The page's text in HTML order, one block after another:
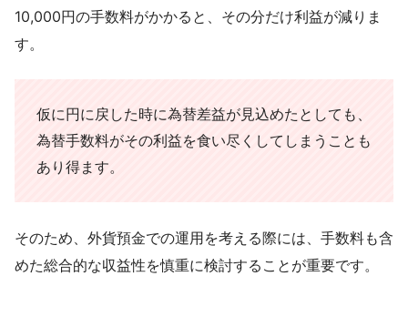
10,000円の手数料がかかると、その分だけ利益が減りま
す。
仮に円に戻した時に為替差益が見込めたとしても、
為替手数料がその利益を食い尽くしてしまうことも
あり得ます。
そのため、外貨預金での運用を考える際には、手数料も含
めた総合的な収益性を慎重に検討することが重要です。